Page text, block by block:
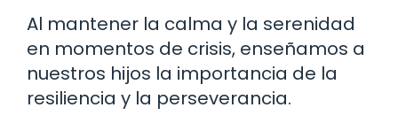
Al mantener la calma y la serenidad
en momentos de crisis, enseñamos a
nuestros hijos la importancia de la
resiliencia y la perseverancia.